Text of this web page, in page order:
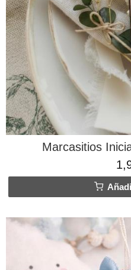
​Marcasitios